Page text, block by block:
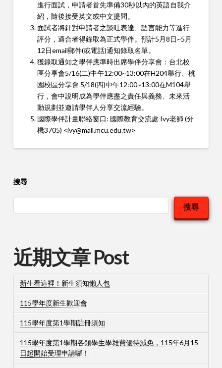
進行面試，申請者首先準備30秒以內的英語自我介
紹，隨後接受英文或中文提問。
面試者將針對申請者之談吐表達、語言能力等進行
評分，適合者得錄取為正式學伴。預計5月8日~5月
12日email郵件(或電話)通知錄取名單。
獲錄取通知之學伴應準時出席學伴分享會：台北校
區分享會5/16(二)中午12:00~13:00在H204舉行、桃
園校區分享會 5/18(四)中午12:00~13:00在M104舉
行，會中說明成為學伴應盡之責任與義務、未來活
動規劃並邀請學伴人分享交流經驗。
國際學伴計畫聯絡窗口: 國際教育交流處 Ivy老師 (分
機3705) <ivy@mail.mcu.edu.tw>
搜尋
搜尋
近期文章 Post
新生看這裡！新生須知懶人包
115學年度新生歡迎會
115學年度第1學期註冊須知
115學年度第1學期各類學生學雜費優待減免，115年6月15
日起開始受理申請囉！